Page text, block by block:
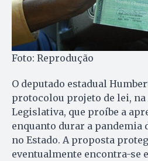
Foto: Reprodução
O deputado estadual
protocolou projeto de lei, na
Legislativa, que proíbe a
enquanto durar a pandemia
no Estado. A proposta
eventualmente encontra-se